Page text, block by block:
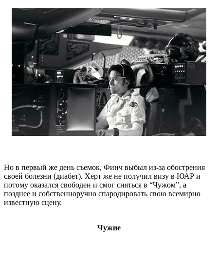
Но в первый же день съемок, Финч выбыл из-за обострения
своей болезни (диабет). Херт же не получил визу в ЮАР и
потому оказался свободен и смог сняться в “Чужом”, а
позднее и собственноручно спародировать свою всемирно
известную сцену.
Чужие